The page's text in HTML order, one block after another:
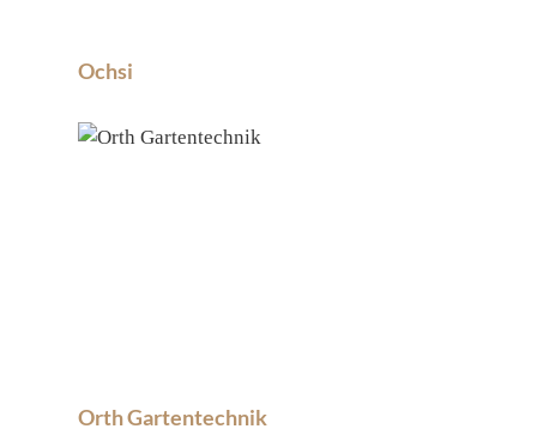
Ochsi
Orth Gartentechnik